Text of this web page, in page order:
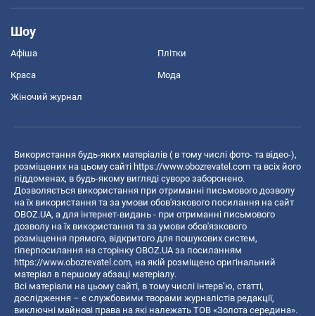
Шоу
Афіша Плітки
Краса Мода
Жіночий журнал
Використання будь-яких матеріалів ( в тому числі фото- та відео-),
розміщених на цьому сайті https://www.obozrevatel.com та всіх його
піддоменах, в будь-якому вигляді суворо заборонено.
Дозволяється використання при отриманні письмового дозволу
на їх використання та за умови обов'язкового посилання на сайт
OBOZ.UA, а для інтернет-видань - при отриманні письмового
дозволу на їх використання та за умови обов'язкового
розміщення прямого, відкритого для пошукових систем,
гіперпосилання на сторінку OBOZ.UA за посиланням
https://www.obozrevatel.com, на якій розміщено оригінальний
матеріал в першому абзаці матеріалу.
Всі матеріали на цьому сайті, в тому числі інтерв’ю, статті,
дослідження – є службовими творами журналістів редакції,
виключні майнові права на які належать ТОВ «Золота середина».